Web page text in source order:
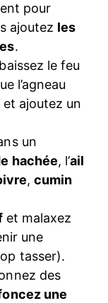
pour
ajoutez les
.
baissez le feu
l’agneau
et ajoutez un
un
hachée, l’ail
, cumin
et malaxez
une
tasser).
des
une